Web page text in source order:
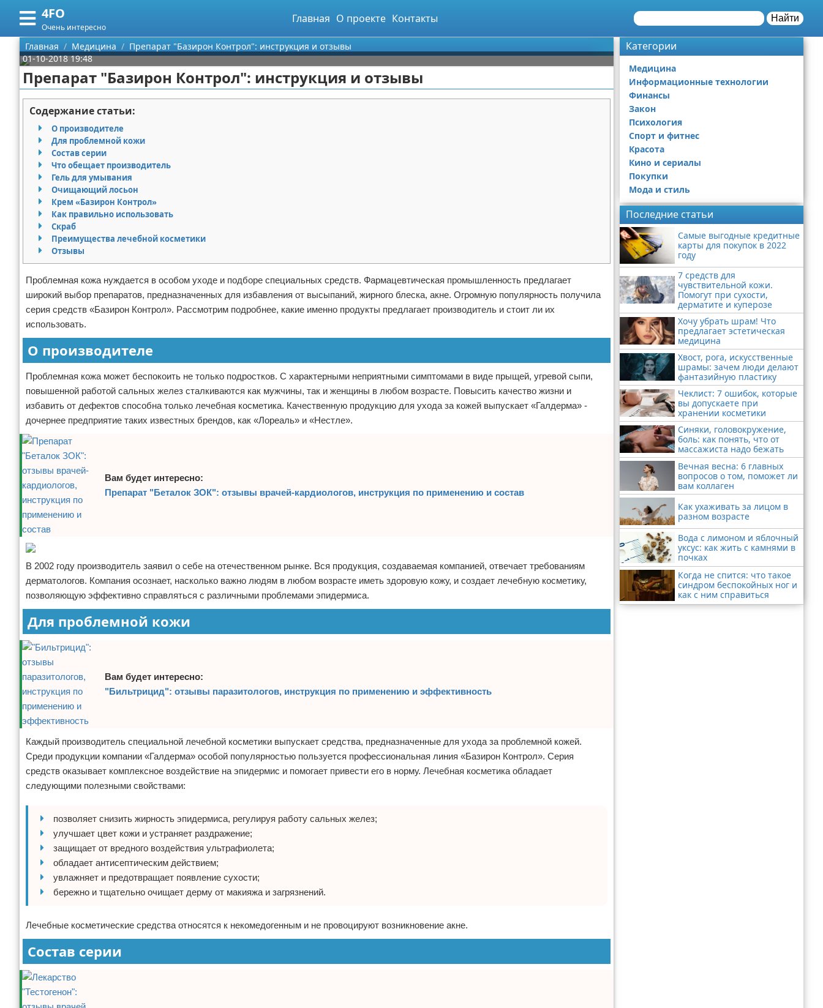
4FO
Очень интересно
Главная О проекте Контакты Найти
Меню
Главная
Категории
Медицина
Информационные технологии
Финансы
Закон
Психология
Спорт и фитнес
Красота
Кино и сериалы
Покупки
Мода и стиль
Поиск
О проекте
Контакты
Сотрудничество
Размещение рекламы
Для правообладателей
Условия предоставления информации
Отказ от ответственности
Главная Медицина
Препарат "Базирон Контрол": инструкция и отзывы
01-10-2018 19:48
Препарат "Базирон Контрол": инструкция и отзывы
Содержание статьи:
О производителе
Для проблемной кожи
Состав серии
Что обещает производитель
Гель для умывания
Очищающий лосьон
Крем «Базирон Контрол»
Как правильно использовать
Скраб
Преимущества лечебной косметики
Отзывы
Проблемная кожа нуждается в особом уходе и подборе специальных средств. Фармацевтическая промышленность предлагает
широкий выбор препаратов, предназначенных для избавления от высыпаний, жирного блеска, акне. Огромную популярность получила
серия средств «Базирон Контрол». Рассмотрим подробнее, какие именно продукты предлагает производитель и стоит ли их
использовать.
О производителе
Проблемная кожа может беспокоить не только подростков. С характерными неприятными симптомами в виде прыщей, угревой сыпи,
повышенной работой сальных желез сталкиваются как мужчины, так и женщины в любом возрасте. Повысить качество жизни и
избавить от дефектов способна только лечебная косметика. Качественную продукцию для ухода за кожей выпускает «Галдерма» -
дочернее предприятие таких известных брендов, как «Лореаль» и «Нестле».
Вам будет интересно:
Препарат "Беталок ЗОК": отзывы врачей-кардиологов, инструкция по применению и состав
В 2002 году производитель заявил о себе на отечественном рынке. Вся продукция, создаваемая компанией, отвечает требованиям
дерматологов. Компания осознает, насколько важно людям в любом возрасте иметь здоровую кожу, и создает лечебную косметику,
позволяющую эффективно справляться с различными проблемами эпидермиса.
Для проблемной кожи
Вам будет интересно:
"Бильтрицид": отзывы паразитологов, инструкция по применению и эффективность
Каждый производитель специальной лечебной косметики выпускает средства, предназначенные для ухода за проблемной кожей.
Среди продукции компании «Галдерма» особой популярностью пользуется профессиональная линия «Базирон Контрол». Серия
средств оказывает комплексное воздействие на эпидермис и помогает привести его в норму. Лечебная косметика обладает
следующими полезными свойствами:
позволяет снизить жирность эпидермиса, регулируя работу сальных желез;
улучшает цвет кожи и устраняет раздражение;
защищает от вредного воздействия ультрафиолета;
обладает антисептическим действием;
увлажняет и предотвращает появление сухости;
бережно и тщательно очищает дерму от макияжа и загрязнений.
Лечебные косметические средства относятся к некомедогенным и не провоцируют возникновение акне.
Состав серии
Категории
Медицина
Информационные технологии
Финансы
Закон
Психология
Спорт и фитнес
Красота
Кино и сериалы
Покупки
Мода и стиль
Последние статьи
Самые выгодные кредитные
карты для покупок в 2022
году
7 средств для
чувствительной кожи.
Помогут при сухости,
дерматите и куперозе
Хочу убрать шрам! Что
предлагает эстетическая
медицина
Хвост, рога, искусственные
шрамы: зачем люди делают
фантазийную пластику
Чеклист: 7 ошибок, которые
вы допускаете при
хранении косметики
Синяки, головокружение,
боль: как понять, что от
массажиста надо бежать
Вечная весна: 6 главных
вопросов о том, поможет ли
вам коллаген
Как ухаживать за лицом в
разном возрасте
Вода с лимоном и яблочный
уксус: как жить с камнями в
почках
Когда не спится: что такое
синдром беспокойных ног и
как с ним справиться